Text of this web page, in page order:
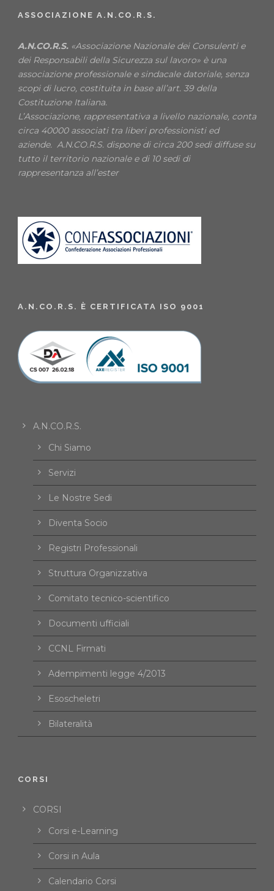
ASSOCIAZIONE A.N.CO.R.S.
A.N.CO.R.S. «Associazione Nazionale dei Consulenti e
dei Responsabili della Sicurezza sul lavoro» è una
associazione professionale e sindacale datoriale, senza
scopi di lucro, costituita in base all’art. 39 della
Costituzione Italiana.
L’Associazione, rappresentativa a livello nazionale, conta
circa 40000 associati tra liberi professionisti ed
aziende. A.N.CO.R.S. dispone di circa 200 sedi diffuse su
tutto il territorio nazionale e di 10 sedi di
rappresentanza all’ester
A.N.CO.R.S. È CERTIFICATA ISO 9001
A.N.CO.R.S.
Chi Siamo
Servizi
Le Nostre Sedi
Diventa Socio
Registri Professionali
Struttura Organizzativa
Comitato tecnico-scientifico
Documenti ufficiali
CCNL Firmati
Adempimenti legge 4/2013
Esoscheletri
Bilateralità
CORSI
CORSI
Corsi e-Learning
Corsi in Aula
Calendario Corsi